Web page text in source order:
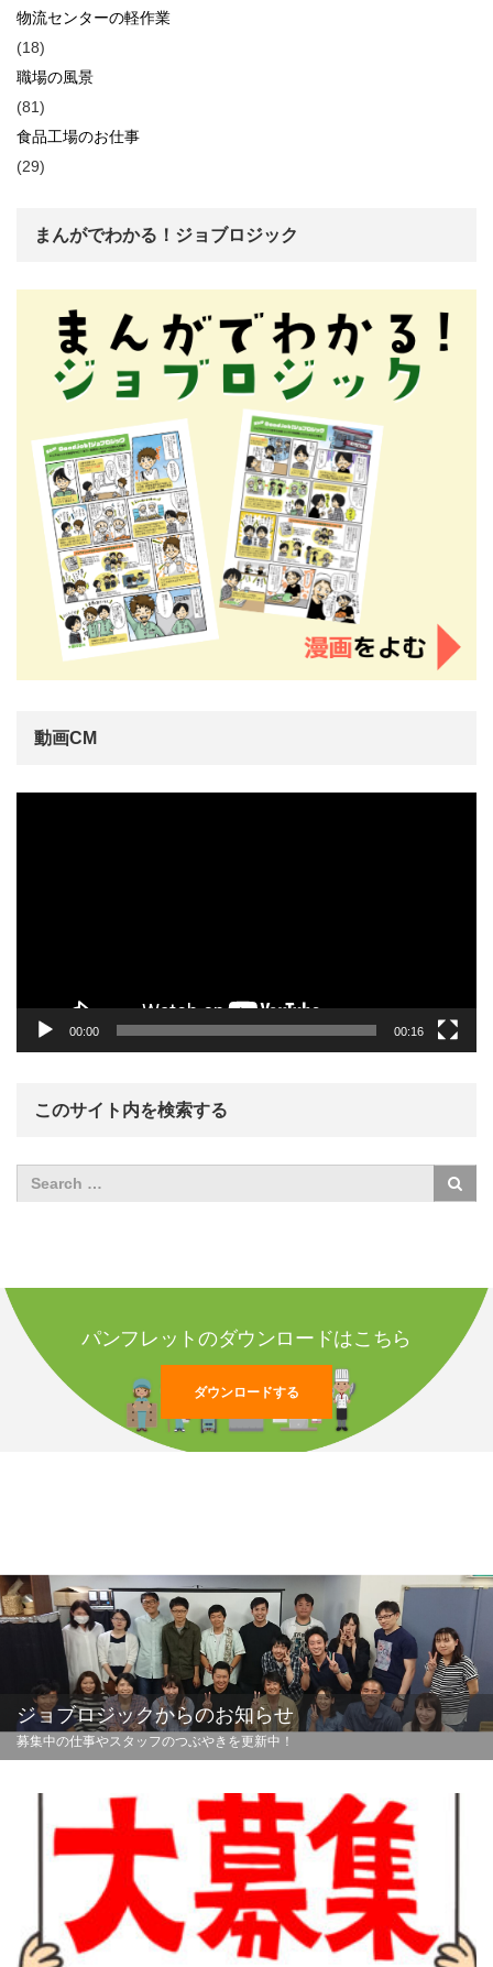
物流センターの軽作業
(18)
職場の風景
(81)
食品工場のお仕事
(29)
まんがでわかる！ジョブロジック
動画CM
00:00 00:16
このサイト内を検索する
パンフレットのダウンロードはこちら
ダウンロードする
ジョブロジックからのお知らせ
募集中の仕事やスタッフのつぶやきを更新中！